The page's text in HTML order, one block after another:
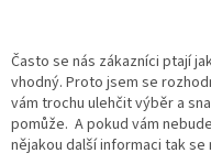
Často se nás zákazníci ptají
vhodný. Proto jsem se
vám trochu ulehčit výběr a
pomůže. A pokud vám
nějakou další informaci tak